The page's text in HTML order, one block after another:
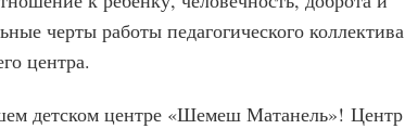
черты работы педагогического коллектива
центра.
детском центре «Шемеш Матанель»! Центр